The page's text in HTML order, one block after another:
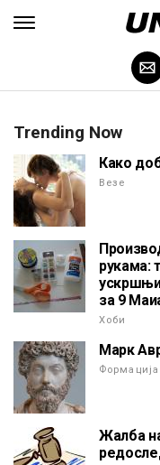
Trending Now
Како
Везе
рукама:
за 9
Хоби
Марк
Формација
Жалба